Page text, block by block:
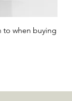
to when buying